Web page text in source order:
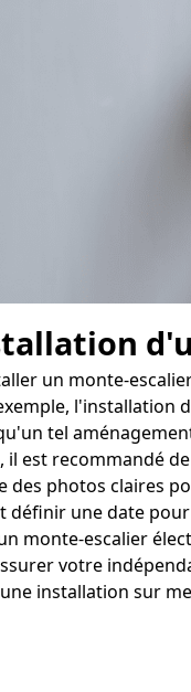
un monte-
tel
il est recommandé
des photos claires
définir une date
monte-escalier
votre
installation sur